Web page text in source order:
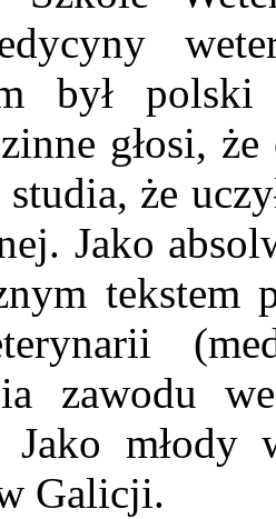
był
głosi,
studia, że
Jako
tekstem
zawodu
Jako młody
Galicji.